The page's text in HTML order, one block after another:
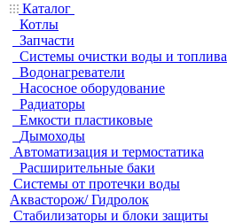
Каталог
Котлы
Запчасти
Системы очистки воды и топлива
Водонагреватели
Насосное оборудование
Радиаторы
Емкости пластиковые
Дымоходы
Автоматизация и термостатика
Расширительные баки
Системы от протечки воды
Аквасторож/ Гидролок
Стабилизаторы и блоки защиты